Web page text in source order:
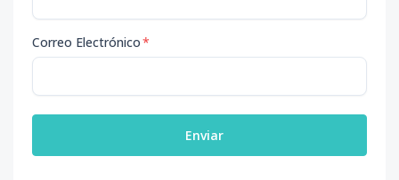
Correo Electrónico*
Enviar